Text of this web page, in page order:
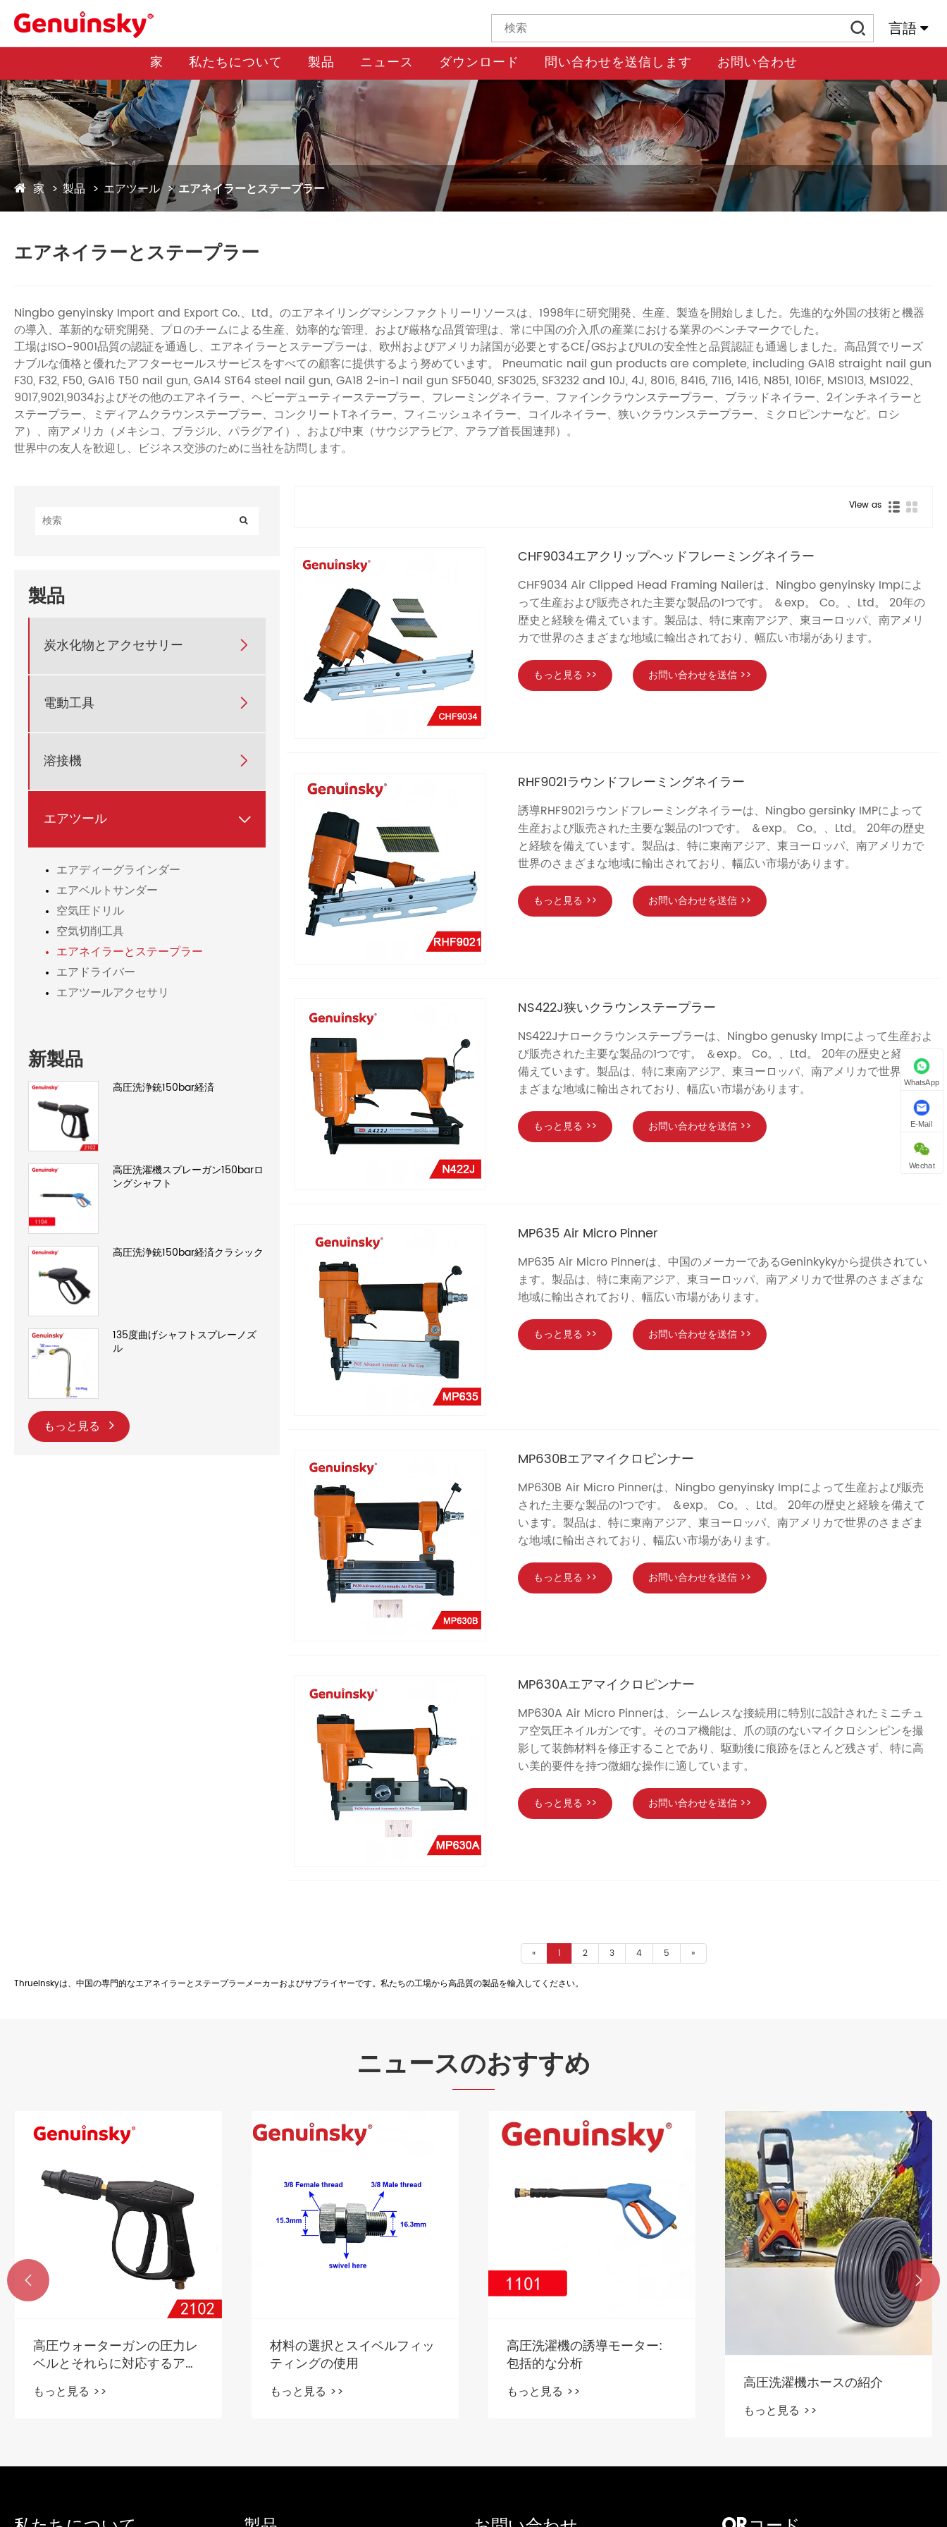
言語
家 私たちについて 製品 ニュース ダウンロード 問い合わせを送信します お問い合わせ
家 製品 エアツール エアネイラーとステープラー
エアネイラーとステープラー
Ningbo genyinsky Import and Export Co.、Ltd。のエアネイリングマシンファクトリーリソースは、1998年に研究開発、生産、製造を開始しました。先進的な外国の技術と機器
の導入、革新的な研究開発、プロのチームによる生産、効率的な管理、および厳格な品質管理は、常に中国の介入爪の産業における業界のベンチマークでした。
工場はISO-9001品質の認証を通過し、エアネイラーとステープラーは、欧州およびアメリカ諸国が必要とするCE/GSおよびULの安全性と品質認証も通過しました。高品質でリーズ
ナブルな価格と優れたアフターセールスサービスをすべての顧客に提供するよう努めています。 Pneumatic nail gun products are complete, including GA18 straight nail gun
F30, F32, F50, GA16 T50 nail gun, GA14 ST64 steel nail gun, GA18 2-in-1 nail gun SF5040, SF3025, SF3232 and 10J, 4J, 8016, 8416, 7116, 1416, N851, 1016F, MS1013, MS1022、
9017,9021,9034およびその他のエアネイラー、ヘビーデューティーステープラー、フレーミングネイラー、ファインクラウンステープラー、ブラッドネイラー、2インチネイラーと
ステープラー、ミディアムクラウンステープラー、コンクリートTネイラー、フィニッシュネイラー、コイルネイラー、狭いクラウンステープラー、ミクロピンナーなど。ロシ
ア）、南アメリカ（メキシコ、ブラジル、パラグアイ）、および中東（サウジアラビア、アラブ首長国連邦）。
世界中の友人を歓迎し、ビジネス交渉のために当社を訪問します。
製品
炭水化物とアクセサリー 
電動工具 
溶接機 
エアツール 
エアディーグラインダー
エアベルトサンダー
空気圧ドリル
空気切削工具
エアネイラーとステープラー
エアドライバー
エアツールアクセサリ
新製品
高圧洗浄銃150bar経済
高圧洗濯機スプレーガン150barロ
ングシャフト
高圧洗浄銃150bar経済クラシック
135度曲げシャフトスプレーノズ
ル
もっと見る
View as
CHF9034エアクリップヘッドフレーミングネイラー
CHF9034 Air Clipped Head Framing Nailerは、Ningbo genyinsky Impによ
って生産および販売された主要な製品の1つです。 ＆exp。 Co。、Ltd。 20年の
歴史と経験を備えています。製品は、特に東南アジア、東ヨーロッパ、南アメリ
カで世界のさまざまな地域に輸出されており、幅広い市場があります。
もっと見る >> お問い合わせを送信 >>
RHF9021ラウンドフレーミングネイラー
誘導RHF9021ラウンドフレーミングネイラーは、Ningbo gersinky IMPによって
生産および販売された主要な製品の1つです。 ＆exp。 Co。、Ltd。 20年の歴史
と経験を備えています。製品は、特に東南アジア、東ヨーロッパ、南アメリカで
世界のさまざまな地域に輸出されており、幅広い市場があります。
もっと見る >> お問い合わせを送信 >>
NS422J狭いクラウンステープラー
NS422Jナロークラウンステープラーは、Ningbo genusky Impによって生産およ
び販売された主要な製品の1つです。 ＆exp。 Co。、Ltd。 20年の歴史と経験を
備えています。製品は、特に東南アジア、東ヨーロッパ、南アメリカで世界のさ
まざまな地域に輸出されており、幅広い市場があります。
もっと見る >> お問い合わせを送信 >>
MP635 Air Micro Pinner
MP635 Air Micro Pinnerは、中国のメーカーであるGeninkykyから提供されてい
ます。製品は、特に東南アジア、東ヨーロッパ、南アメリカで世界のさまざまな
地域に輸出されており、幅広い市場があります。
もっと見る >> お問い合わせを送信 >>
MP630Bエアマイクロピンナー
MP630B Air Micro Pinnerは、Ningbo genyinsky Impによって生産および販売
された主要な製品の1つです。 ＆exp。 Co。、Ltd。 20年の歴史と経験を備えて
います。製品は、特に東南アジア、東ヨーロッパ、南アメリカで世界のさまざま
な地域に輸出されており、幅広い市場があります。
もっと見る >> お問い合わせを送信 >>
MP630Aエアマイクロピンナー
MP630A Air Micro Pinnerは、シームレスな接続用に特別に設計されたミニチュ
ア空気圧ネイルガンです。そのコア機能は、爪の頭のないマイクロシンピンを撮
影して装飾材料を修正することであり、駆動後に痕跡をほとんど残さず、特に高
い美的要件を持つ微細な操作に適しています。
もっと見る >> お問い合わせを送信 >>
« 1 2 3 4 5 »
Thrueinskyは、中国の専門的なエアネイラーとステープラーメーカーおよびサプライヤーです。私たちの工場から高品質の製品を輸入してください。
ニュースのおすすめ
高圧ウォーターガンの圧力レ
ベルとそれらに対応するアプ
リケーションシナリオ
もっと見る >>
材料の選択とスイベルフィッ
ティングの使用
もっと見る >>
高圧洗濯機の誘導モーター:
包括的な分析
もっと見る >> 高圧洗濯機ホースの紹介
もっと見る >>
 
WhatsApp
E-Mail
Wechat